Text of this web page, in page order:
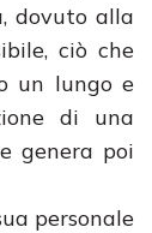
dovuto alla
ciò che
un lungo e
di una
genera poi
personale